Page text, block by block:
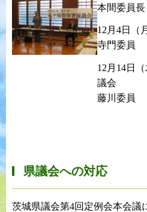
本間委員長
12月4日（
寺門委員
12月14日
議会
藤川委員
県議会への対応
茨城県議会第4回定例会本会議